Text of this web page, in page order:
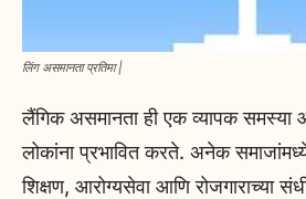
लिंग असमानता प्रतिमा |
लैंगिक असमानता ही एक व्यापक समस्या
लोकांना प्रभावित करते. अनेक
शिक्षण, आरोग्यसेवा आणि रोजगाराच्या